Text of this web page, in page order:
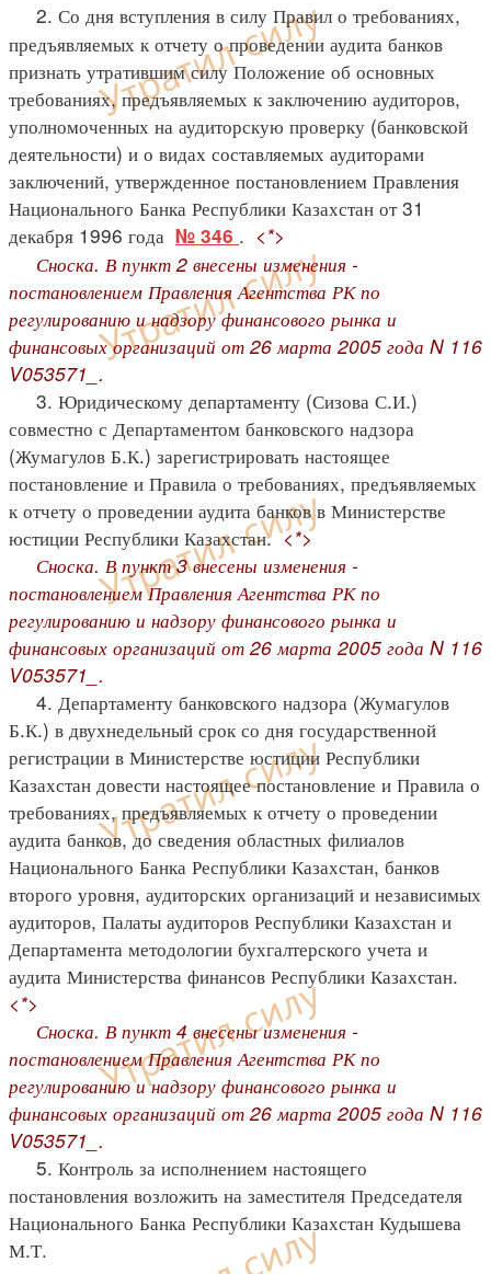
2. Со дня вступления в силу Правил о требованиях,
предъявляемых к отчету о проведении аудита банков
признать утратившим силу Положение об основных
требованиях, предъявляемых к заключению аудиторов,
уполномоченных на аудиторскую проверку (банковской
деятельности) и о видах составляемых аудиторами
заключений, утвержденное постановлением Правления
Национального Банка Республики Казахстан от 31
декабря 1996 года № 346 . <*>
Сноска. В пункт 2 внесены изменения -
постановлением Правления Агентства РК по
регулированию и надзору финансового рынка и
финансовых организаций от 26 марта 2005 года N 116
V053571_.
3. Юридическому департаменту (Сизова С.И.)
совместно с Департаментом банковского надзора
(Жумагулов Б.К.) зарегистрировать настоящее
постановление и Правила о требованиях, предъявляемых
к отчету о проведении аудита банков в Министерстве
юстиции Республики Казахстан.<*>
Сноска. В пункт 3 внесены изменения -
постановлением Правления Агентства РК по
регулированию и надзору финансового рынка и
финансовых организаций от 26 марта 2005 года N 116
V053571_.
4. Департаменту банковского надзора (Жумагулов
Б.К.) в двухнедельный срок со дня государственной
регистрации в Министерстве юстиции Республики
Казахстан довести настоящее постановление и Правила о
требованиях, предъявляемых к отчету о проведении
аудита банков, до сведения областных филиалов
Национального Банка Республики Казахстан, банков
второго уровня, аудиторских организаций и независимых
аудиторов, Палаты аудиторов Республики Казахстан и
Департамента методологии бухгалтерского учета и
аудита Министерства финансов Республики Казахстан.
<*>
Сноска. В пункт 4 внесены изменения -
постановлением Правления Агентства РК по
регулированию и надзору финансового рынка и
финансовых организаций от 26 марта 2005 года N 116
V053571_.
5. Контроль за исполнением настоящего
постановления возложить на заместителя Председателя
Национального Банка Республики Казахстан Кудышева
М.Т.